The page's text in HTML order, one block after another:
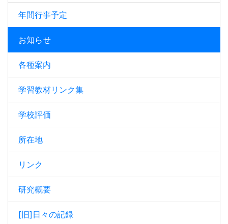
年間行事予定
お知らせ
各種案内
学習教材リンク集
学校評価
所在地
リンク
研究概要
[旧]日々の記録